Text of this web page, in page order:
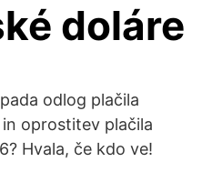
doláre
odlog plačila
oprostitev plačila
Hvala, če kdo ve!